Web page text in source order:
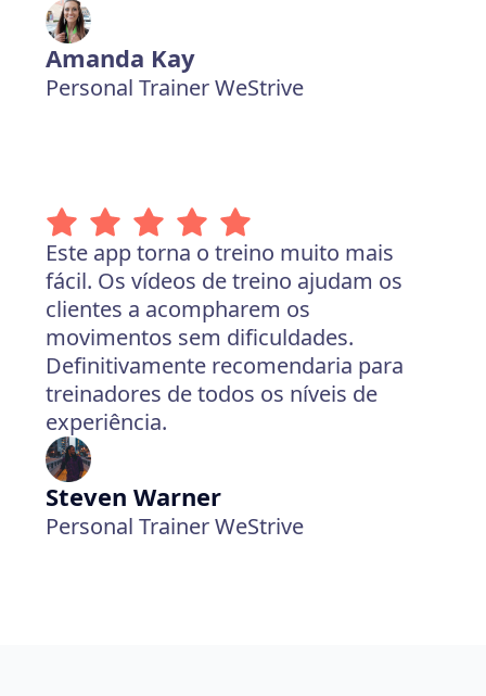
Amanda Kay
Personal Trainer WeStrive
Este app torna o treino muito mais
fácil. Os vídeos de treino ajudam os
clientes a acompharem os
movimentos sem dificuldades.
Definitivamente recomendaria para
treinadores de todos os níveis de
experiência.
Steven Warner
Personal Trainer WeStrive